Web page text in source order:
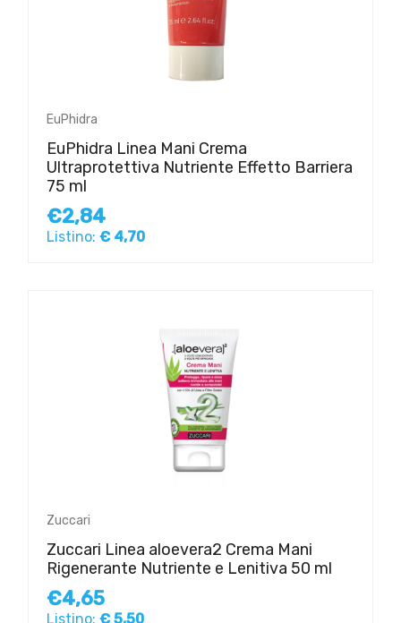
EuPhidra
EuPhidra Linea Mani Crema
Ultraprotettiva Nutriente Effetto Barriera
75 ml
€2,84
Listino: € 4,70
Zuccari
Zuccari Linea aloevera2 Crema Mani
Rigenerante Nutriente e Lenitiva 50 ml
€4,65
Listino: € 5,50